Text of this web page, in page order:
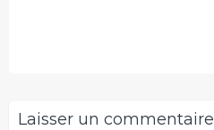
Laisser un commentaire